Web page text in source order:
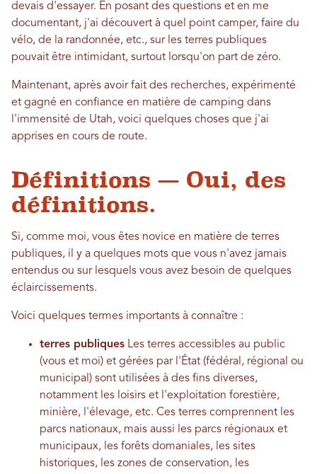
devais d'essayer. En posant des questions et en me
documentant, j'ai découvert à quel point camper, faire du
vélo, de la randonnée, etc., sur les terres publiques
pouvait être intimidant, surtout lorsqu'on part de zéro.
Maintenant, après avoir fait des recherches, expérimenté
et gagné en confiance en matière de camping dans
l'immensité de Utah, voici quelques choses que j'ai
apprises en cours de route.
Définitions — Oui, des
définitions.
Si, comme moi, vous êtes novice en matière de terres
publiques, il y a quelques mots que vous n'avez jamais
entendus ou sur lesquels vous avez besoin de quelques
éclaircissements.
Voici quelques termes importants à connaître :
terres publiques Les terres accessibles au public
(vous et moi) et gérées par l'État (fédéral, régional ou
municipal) sont utilisées à des fins diverses,
notamment les loisirs et l'exploitation forestière,
minière, l'élevage, etc. Ces terres comprennent les
parcs nationaux, mais aussi les parcs régionaux et
municipaux, les forêts domaniales, les sites
historiques, les zones de conservation, les